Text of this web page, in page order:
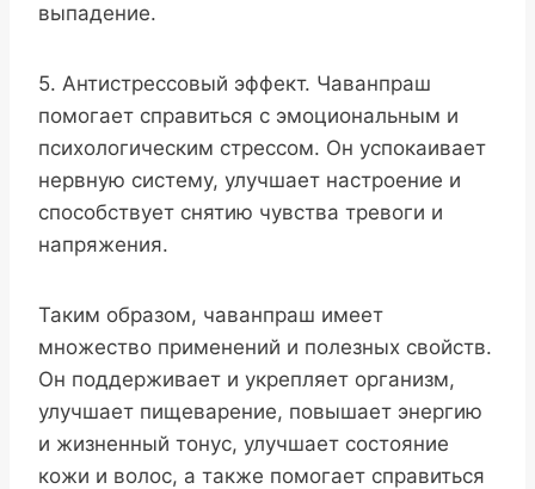
выпадение.
5. Антистрессовый эффект. Чаванпраш
помогает справиться с эмоциональным и
психологическим стрессом. Он успокаивает
нервную систему, улучшает настроение и
способствует снятию чувства тревоги и
напряжения.
Таким образом, чаванпраш имеет
множество применений и полезных свойств.
Он поддерживает и укрепляет организм,
улучшает пищеварение, повышает энергию
и жизненный тонус, улучшает состояние
кожи и волос, а также помогает справиться